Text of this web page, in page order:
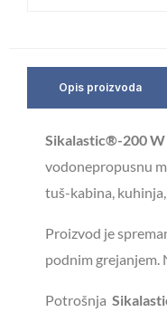
Opis proizvoda
Sikalastic®-200 W
vodonepropusnu
tuš-kabina,
Proizvod je
podnim grejanjem.
Potrošnja